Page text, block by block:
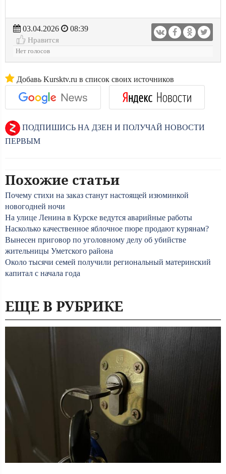
03.04.2026
08:39
Нравится
Нет голосов
Добавь Kursktv.ru в список своих источников
ПОДПИШИСЬ НА ДЗЕН И ПОЛУЧАЙ НОВОСТИ
ПЕРВЫМ
Похожие статьи
Почему стихи на заказ станут настоящей изюминкой
новогодней ночи
На улице Ленина в Курске ведутся аварийные работы
Насколько качественное яблочное пюре продают курянам?
Вынесен приговор по уголовному делу об убийстве
жительницы Уметского района
Около тысячи семей получили региональный материнский
капитал с начала года
ЕЩЕ В РУБРИКЕ